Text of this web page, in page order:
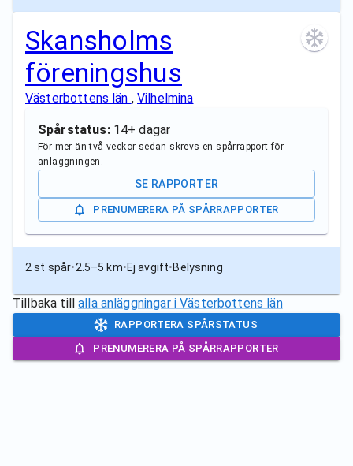
Skansholms
föreningshus
Västerbottens län , Vilhelmina
Spårstatus: 14+ dagar
För mer än två veckor sedan skrevs en spårrapport för
anläggningen.
SE RAPPORTER
PRENUMERERA PÅ SPÅRRAPPORTER
2 st spår•2.5–5 km•Ej avgift•Belysning
Tillbaka till alla anläggningar iVästerbottens län
RAPPORTERA SPÅRSTATUS
PRENUMERERA PÅ SPÅRRAPPORTER